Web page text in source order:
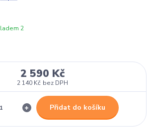
2
2 590 Kč
2 140 Kč bez DPH
Přidat do košíku